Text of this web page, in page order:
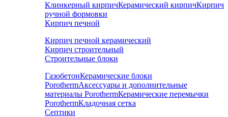
Клинкерный кирпичКерамический кирпичКирпич
ручной формовки
Кирпич печной
Кирпич печной керамический
Кирпич строительный
Строительные блоки
ГазобетонКерамические блоки
PorothermАксессуары и дополнительные
материалы PorothermКерамические перемычки
PorothermКладочная сетка
Септики